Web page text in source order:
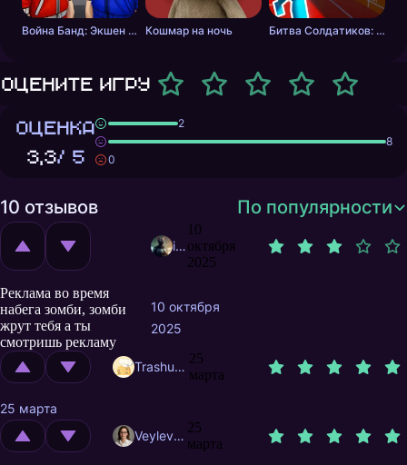
Война Банд: Экшен шутер Кошмар на ночь Битва Солдатиков: Красные против Синих
Оцените игру
ОЦЕНКА
3,3/ 5
2
8
0
10 отзывов По популярности
ionis
10
октября
2025
Реклама во время
набега зомби, зомби
жрут тебя а ты
смотришь рекламу
10 октября
2025
Trashuser
25
марта
25 марта
Veylevas
25
марта